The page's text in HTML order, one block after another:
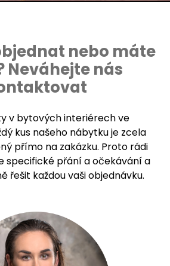
nebo máte
Neváhejte nás
v bytových interiérech ve
kus našeho nábytku je zcela
přímo na zakázku. Proto rádi
specifické přání a očekávání a
řešit každou vaši objednávku.